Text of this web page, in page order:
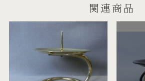
関連商品